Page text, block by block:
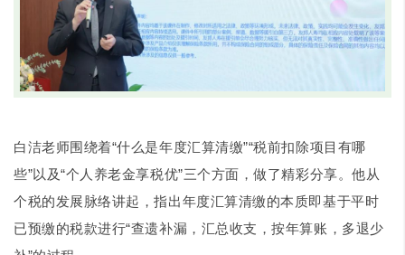
白洁老师围绕着“什么是年度汇算清缴”“税前扣除项目有哪
些”以及“个人养老金享税优”三个方面，做了精彩分享。他从
个税的发展脉络讲起，指出年度汇算清缴的本质即基于平时
已预缴的税款进行“查遗补漏，汇总收支，按年算账，多退少